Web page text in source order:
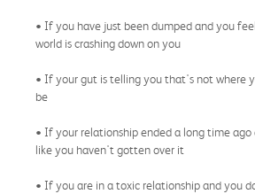
• If you have just been dumped and you
world is crashing down on you
• If your gut is telling you that's not where
be
• If your relationship ended a long time ago
like you haven't gotten over it
• If you are in a toxic relationship and you